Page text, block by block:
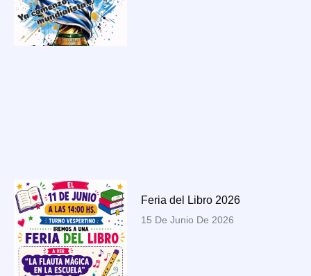
Feria del Libro 2026
15 De Junio De 2026